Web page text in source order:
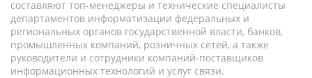
составляют топ-менеджеры и технические специалисты
департаментов информатизации федеральных и
региональных органов государственной власти, банков,
промышленных компаний, розничных сетей, а также
руководители и сотрудники компаний-поставщиков
информационных технологий и услуг связи.